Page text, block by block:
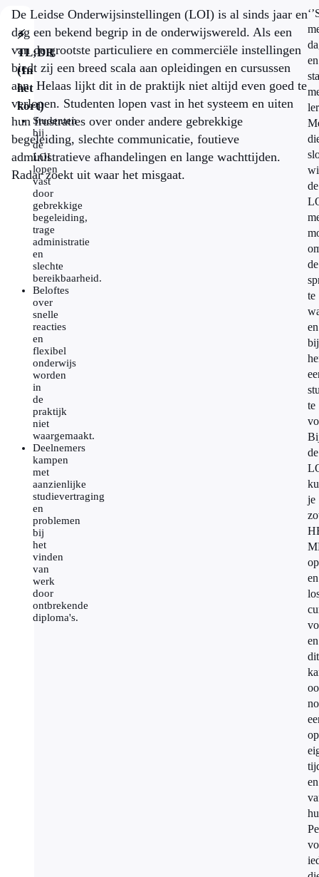
⚡
TL;DR
(In
het
kort)
Studenten
bij
de
LOI
lopen
vast
door
gebrekkige
begeleiding,
trage
administratie
en
slechte
bereikbaarheid.
Beloftes
over
snelle
reacties
en
flexibel
onderwijs
worden
in
de
praktijk
niet
waargemaakt.
Deelnemers
kampen
met
aanzienlijke
studievertraging
en
problemen
bij
het
vinden
van
werk
door
ontbrekende
diploma's.
De Leidse Onderwijsinstellingen (LOI) is al sinds jaar en
dag een bekend begrip in de onderwijswereld. Als een
van de grootste particuliere en commerciële instellingen
biedt zij een breed scala aan opleidingen en cursussen
aan. Helaas lijkt dit in de praktijk niet altijd even goed te
verlopen. Studenten lopen vast in het systeem en uiten
hun frustraties over onder andere gebrekkige
begeleiding, slechte communicatie, foutieve
administratieve afhandelingen en lange wachttijden.
Radar zoekt uit waar het misgaat.
en
de
de
te
en
bij
te
de
je
en
en
dit
op
en